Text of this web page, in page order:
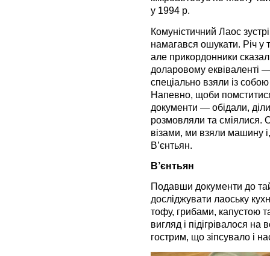
у 1994 р.
Комуністичний Лаос
намагався ошукати. Річ у
але прикордонники
доларовому еквіваленті
спеціально взяли із
Напевно, щоби
документи — обідали,
розмовляли та сміялися.
візами, ми взяли машину
В’єнтьян.
В’єнтьян
Подавши документи до
досліджувати лаоську
тофу, грибами, капустою
вигляд і підігрівалося
гострим, що зіпсувало і